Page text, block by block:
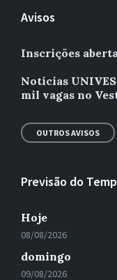
Avisos
Inscrições
Notícias
mil vagas no
OUTROS AVISOS
Previsão do
Hoje
08/08/2026
domingo
09/08/2026